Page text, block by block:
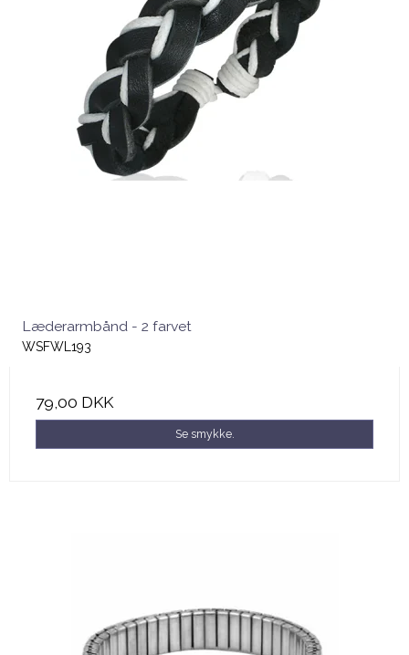
Læderarmbånd - 2 farvet
WSFWL193
79,00 DKK
Se smykke.